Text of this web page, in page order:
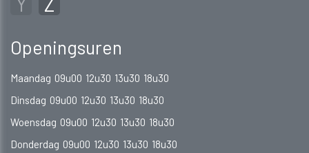
Openingsuren
Maandag 09u00 12u30 13u30 18u30
Dinsdag 09u00 12u30 13u30 18u30
Woensdag 09u00 12u30 13u30 18u30
Donderdag 09u00 12u30 13u30 18u30